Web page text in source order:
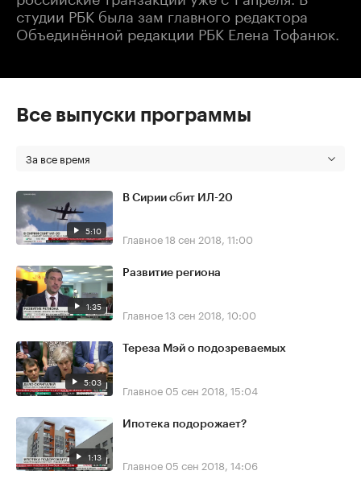
студии РБК была зам главного редактора
Объединённой редакции РБК Елена Тофанюк.
Все выпуски программы
За все время
5:10
В Сирии сбит ИЛ-20
Главное18 сен 2018, 11:00
1:35
Развитие региона
Главное13 сен 2018, 10:00
5:03
Тереза Мэй о подозреваемых
Главное 05 сен 2018, 15:04
1:13
Ипотека подорожает?
Главное 05 сен 2018, 14:06